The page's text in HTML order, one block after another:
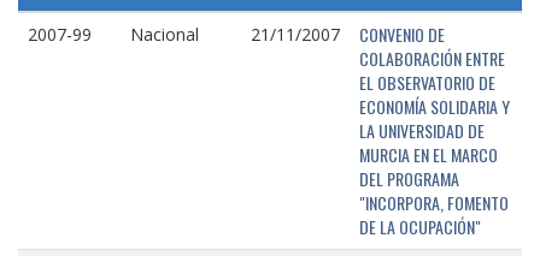
2007-99 Nacional 21/11/2007
CONVENIO DE
COLABORACIÓN ENTRE
EL OBSERVATORIO DE
ECONOMÍA SOLIDARIA Y
LA UNIVERSIDAD DE
MURCIA EN EL MARCO
DEL PROGRAMA
"INCORPORA, FOMENTO
DE LA OCUPACIÓN"